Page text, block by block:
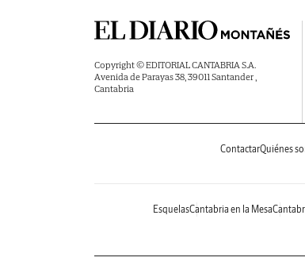
Copyright © EDITORIAL CANTABRIA S.A.
Avenida de Parayas 38, 39011 Santander ,
Cantabria
ContactarQuiénes
EsquelasCantabria en la Mesa